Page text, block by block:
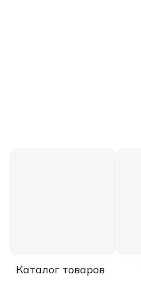
Каталог товаров